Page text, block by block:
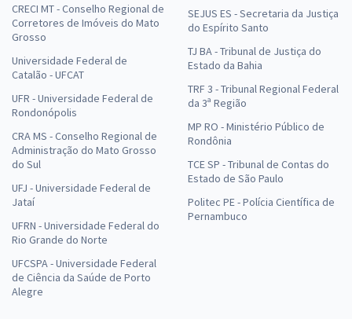
CRECI MT - Conselho Regional de
Corretores de Imóveis do Mato
Grosso
Universidade Federal de
Catalão - UFCAT
UFR - Universidade Federal de
Rondonópolis
CRA MS - Conselho Regional de
Administração do Mato Grosso
do Sul
UFJ - Universidade Federal de
Jataí
UFRN - Universidade Federal do
Rio Grande do Norte
UFCSPA - Universidade Federal
de Ciência da Saúde de Porto
Alegre
SEJUS ES - Secretaria da Justiça
do Espírito Santo
TJ BA - Tribunal de Justiça do
Estado da Bahia
TRF 3 - Tribunal Regional Federal
da 3ª Região
MP RO - Ministério Público de
Rondônia
TCE SP - Tribunal de Contas do
Estado de São Paulo
Politec PE - Polícia Científica de
Pernambuco